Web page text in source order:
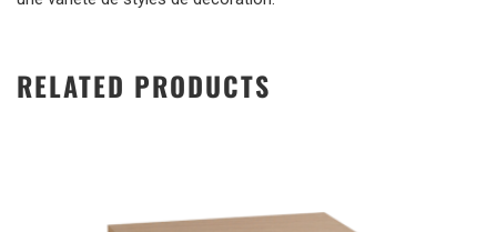
RELATED PRODUCTS